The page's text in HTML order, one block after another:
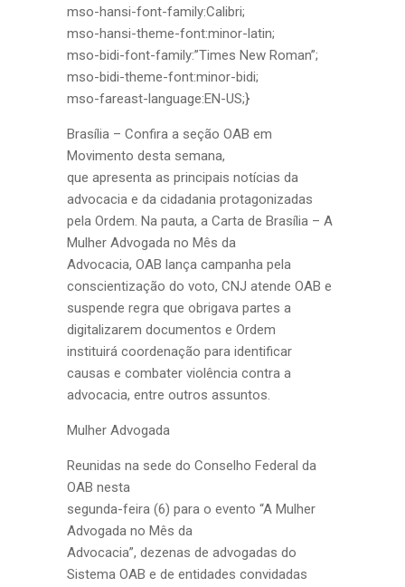
mso-hansi-font-family:Calibri;
mso-hansi-theme-font:minor-latin;
mso-bidi-font-family:”Times New Roman”;
mso-bidi-theme-font:minor-bidi;
mso-fareast-language:EN-US;}
Brasília – Confira a seção OAB em
Movimento desta semana,
que apresenta as principais notícias da
advocacia e da cidadania protagonizadas
pela Ordem. Na pauta, a Carta de Brasília – A
Mulher Advogada no Mês da
Advocacia, OAB lança campanha pela
conscientização do voto, CNJ atende OAB e
suspende regra que obrigava partes a
digitalizarem documentos e Ordem
instituirá coordenação para identificar
causas e combater violência contra a
advocacia, entre outros assuntos.
Mulher Advogada
Reunidas na sede do Conselho Federal da
OAB nesta
segunda-feira (6) para o evento “A Mulher
Advogada no Mês da
Advocacia”, dezenas de advogadas do
Sistema OAB e de entidades convidadas